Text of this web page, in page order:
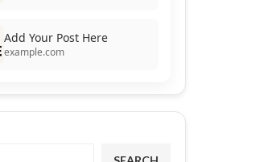
Add Your Post Here
example.com